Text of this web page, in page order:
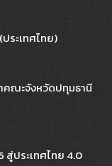
ระเทศไทย)
คณะจังหวัดปทุมธานี
ประเทศไทย 4.0